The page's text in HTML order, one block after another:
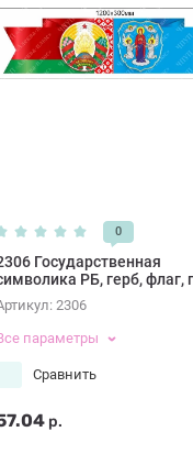
0
Государственная
РБ, герб, флаг,
2306
параметры
Сравнить
р.